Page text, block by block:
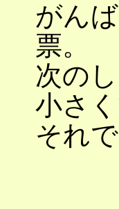
がん
票。
次の
小さ
それ